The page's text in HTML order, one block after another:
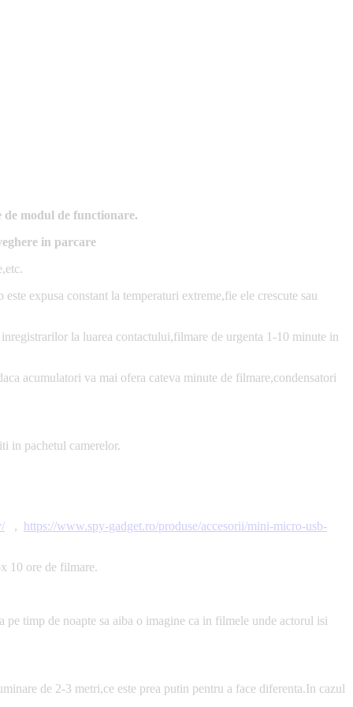
de modul de functionare.
in parcare
expusa constant la temperaturi extreme,fie ele crescute sau
la luarea contactului,filmare de urgenta 1-10 minute in
acumulatori va mai ofera cateva minute de filmare,condensatori
in pachetul camerelor.
, https://www.spy-gadget.ro/produse/accesorii/mini-micro-usb-
10 ore de filmare.
timp de noapte sa aiba o imagine ca in filmele unde actorul isi
de 2-3 metri,ce este prea putin pentru a face diferenta.In cazul